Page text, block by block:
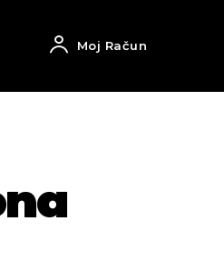
Moj Račun